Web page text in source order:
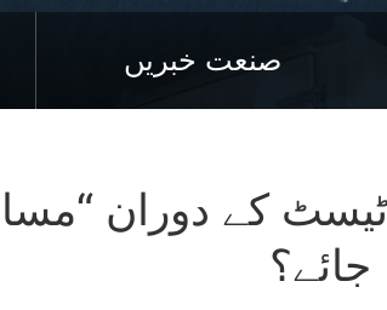
صنعت خبریں
کے دوران
جائے؟